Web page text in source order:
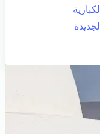
الكبارية
الجديدة